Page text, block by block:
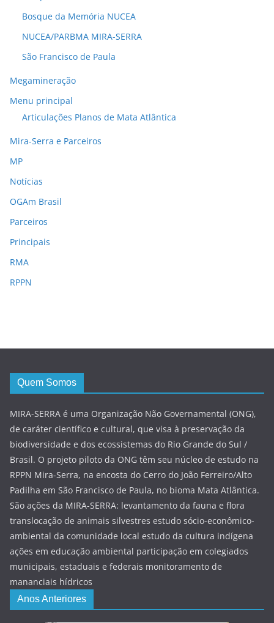
Bosque da Memória NUCEA
NUCEA/PARBMA MIRA-SERRA
São Francisco de Paula
Megamineração
Menu principal
Articulações Planos de Mata Atlântica
Mira-Serra e Parceiros
MP
Notícias
OGAm Brasil
Parceiros
Principais
RMA
RPPN
Quem Somos
MIRA-SERRA é uma Organização Não Governamental (ONG),
de caráter científico e cultural, que visa à preservação da
biodiversidade e dos ecossistemas do Rio Grande do Sul /
Brasil. O projeto piloto da ONG têm seu núcleo de estudo na
RPPN Mira-Serra, na encosta do Cerro do João Ferreiro/Alto
Padilha em São Francisco de Paula, no bioma Mata Atlântica.
São ações da MIRA-SERRA: levantamento da fauna e flora
translocação de animais silvestres estudo sócio-econômico-
ambiental da comunidade local estudo da cultura indígena
ações em educação ambiental participação em colegiados
municipais, estaduais e federais monitoramento de
mananciais hídricos
Anos Anteriores